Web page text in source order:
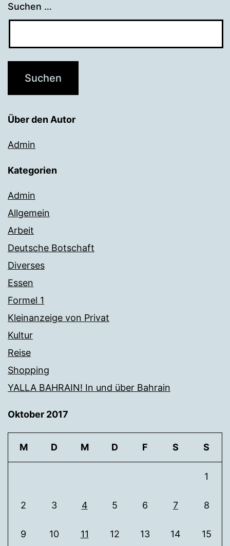
Suchen …
Über den Autor
Admin
Kategorien
Admin
Allgemein
Arbeit
Deutsche Botschaft
Diverses
Essen
Formel 1
Kleinanzeige von Privat
Kultur
Reise
Shopping
YALLA BAHRAIN! In und über Bahrain
Oktober 2017
M D M D F S S
1
2 3 4 5 6 7 8
9 10 11 12 13 14 15